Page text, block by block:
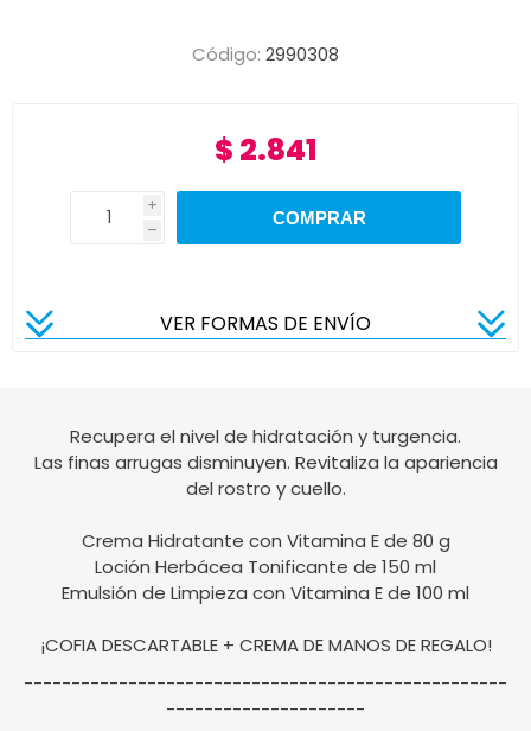
Código: 2990308
$ 2.841
i
h
VER FORMAS DE ENVÍO
Recupera el nivel de hidratación y turgencia.
Las finas arrugas disminuyen. Revitaliza la apariencia
del rostro y cuello.
Crema Hidratante con Vitamina E de 80 g
Loción Herbácea Tonificante de 150 ml
Emulsión de Limpieza con Vitamina E de 100 ml
¡COFIA DESCARTABLE + CREMA DE MANOS DE REGALO!
---------------------------------------------------
---------------------